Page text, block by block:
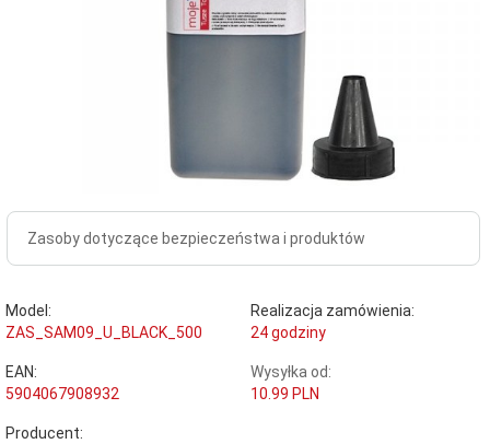
Zasoby dotyczące bezpieczeństwa i produktów
Model:
ZAS_SAM09_U_BLACK_500
Realizacja zamówienia:
24 godziny
EAN:
5904067908932
Wysyłka od:
10.99 PLN
Producent: